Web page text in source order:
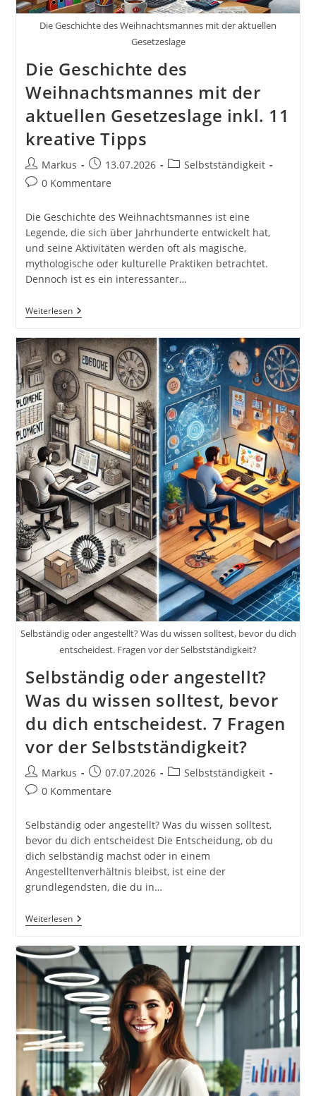
Publishing
Für
Selbstpublikationen
Die Geschichte des Weihnachtsmannes mit der aktuellen
Gesetzeslage
Die Geschichte des
Weihnachtsmannes mit der
aktuellen Gesetzeslage inkl. 11
kreative Tipps
Beitrags-
Autor:
Markus
Beitrag
veröffentlicht:
13.07.2026
Beitrags-
Selbstständigkeit
Beitrags-
0 Kommentare
Die Geschichte des Weihnachtsmannes ist eine
Legende, die sich über Jahrhunderte entwickelt hat,
und seine Aktivitäten werden oft als magische,
mythologische oder kulturelle Praktiken betrachtet.
Dennoch ist es ein interessanter…
WeiterlesenDie
Geschichte
Weihnachtsmannes
Mit
Der
Aktuellen
Gesetzeslage
Inkl.
11
Kreative
Tipps
Selbständig oder angestellt? Was du wissen solltest, bevor du dich
entscheidest. Fragen vor der Selbstständigkeit?
Selbständig oder angestellt?
Was du wissen solltest, bevor
du dich entscheidest. 7 Fragen
vor der Selbstständigkeit?
Beitrags-
Autor:
Markus
Beitrag
veröffentlicht:
07.07.2026
Beitrags-
Selbstständigkeit
Beitrags-
0 Kommentare
Selbständig oder angestellt? Was du wissen solltest,
bevor du dich entscheidest Die Entscheidung, ob du
dich selbständig machst oder in einem
Angestelltenverhältnis bleibst, ist eine der
grundlegendsten, die du in…
WeiterlesenSelbständig
Oder
Was
Du
Wissen
Solltest,
Bevor
Du
Dich
Entscheidest.
7
Fragen
Vor
Der
Selbstständigkeit?